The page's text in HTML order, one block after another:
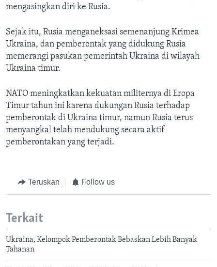
mengasingkan diri ke Rusia.
Sejak itu, Rusia menganeksasi semenanjung Krimea
Ukraina, dan pemberontak yang didukung Rusia
memerangi pasukan pemerintah Ukraina di wilayah
Ukraina timur.
NATO meningkatkan kekuatan militernya di Eropa
Timur tahun ini karena dukungan Rusia terhadap
pemberontak di Ukraina timur, namun Rusia terus
menyangkal telah mendukung secara aktif
pemberontakan yang terjadi.
Teruskan Follow us
Terkait
Ukraina, Kelompok Pemberontak Bebaskan Lebih Banyak
Tahanan